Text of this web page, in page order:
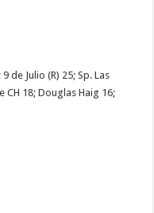
de Julio (R) 25; Sp. Las
CH 18; Douglas Haig 16;